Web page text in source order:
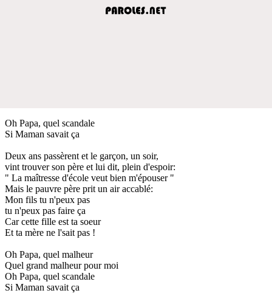
Oh Papa, quel scandale
Si Maman savait ça
Deux ans passèrent et le garçon, un soir,
vint trouver son père et lui dit, plein d'espoir:
" La maîtresse d'école veut bien m'épouser "
Mais le pauvre père prit un air accablé:
Mon fils tu n'peux pas
tu n'peux pas faire ça
Car cette fille est ta soeur
Et ta mère ne l'sait pas !
Oh Papa, quel malheur
Quel grand malheur pour moi
Oh Papa, quel scandale
Si Maman savait ça